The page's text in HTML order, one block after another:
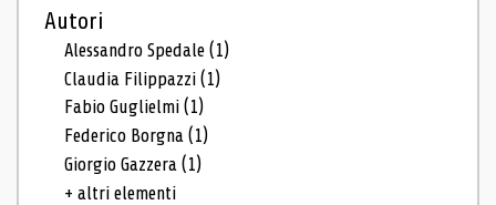
Autori
Alessandro Spedale(1)
Claudia Filippazzi(1)
Fabio Guglielmi(1)
Federico Borgna(1)
Giorgio Gazzera(1)
+ altri elementi